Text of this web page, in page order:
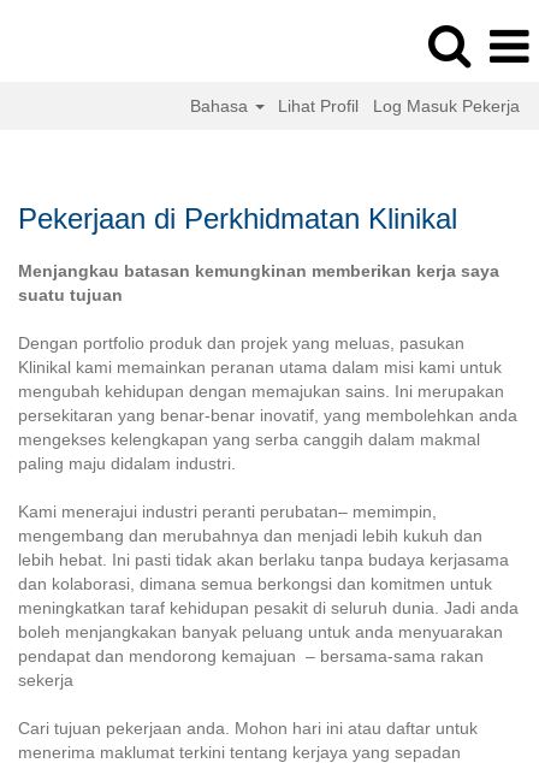
Bahasa Lihat Profil Log Masuk Pekerja
Jobs
ms_MY
Pekerjaan di Perkhidmatan Klinikal
Menjangkau batasan kemungkinan memberikan kerja saya
suatu tujuan
Dengan portfolio produk dan projek yang meluas, pasukan
Klinikal kami memainkan peranan utama dalam misi kami untuk
mengubah kehidupan dengan memajukan sains. Ini merupakan
persekitaran yang benar-benar inovatif, yang membolehkan anda
mengekses kelengkapan yang serba canggih dalam makmal
paling maju didalam industri.
Kami menerajui industri peranti perubatan– memimpin,
mengembang dan merubahnya dan menjadi lebih kukuh dan
lebih hebat. Ini pasti tidak akan berlaku tanpa budaya kerjasama
dan kolaborasi, dimana semua berkongsi dan komitmen untuk
meningkatkan taraf kehidupan pesakit di seluruh dunia. Jadi anda
boleh menjangkakan banyak peluang untuk anda menyuarakan
pendapat dan mendorong kemajuan – bersama-sama rakan
sekerja
Cari tujuan pekerjaan anda. Mohon hari ini atau daftar untuk
menerima maklumat terkini tentang kerjaya yang sepadan